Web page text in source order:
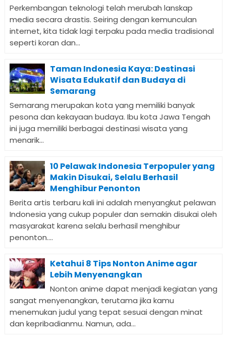
Perkembangan teknologi telah merubah lanskap
media secara drastis. Seiring dengan kemunculan
internet, kita tidak lagi terpaku pada media tradisional
seperti koran dan...
Taman Indonesia Kaya: Destinasi
Wisata Edukatif dan Budaya di
Semarang
Semarang merupakan kota yang memiliki banyak
pesona dan kekayaan budaya. Ibu kota Jawa Tengah
ini juga memiliki berbagai destinasi wisata yang
menarik...
10 Pelawak Indonesia Terpopuler yang
Makin Disukai, Selalu Berhasil
Menghibur Penonton
Berita artis terbaru kali ini adalah menyangkut pelawan
Indonesia yang cukup populer dan semakin disukai oleh
masyarakat karena selalu berhasil menghibur
penonton....
Ketahui 8 Tips Nonton Anime agar
Lebih Menyenangkan
Nonton anime dapat menjadi kegiatan yang
sangat menyenangkan, terutama jika kamu
menemukan judul yang tepat sesuai dengan minat
dan kepribadianmu. Namun, ada...